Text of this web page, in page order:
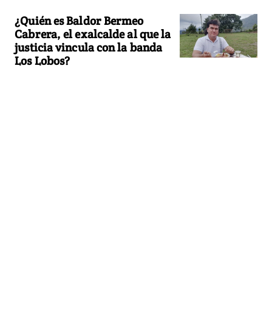
¿Quién es Baldor Bermeo
Cabrera, el exalcalde al que la
justicia vincula con la banda
Los Lobos?